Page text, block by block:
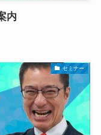
内
セミナー